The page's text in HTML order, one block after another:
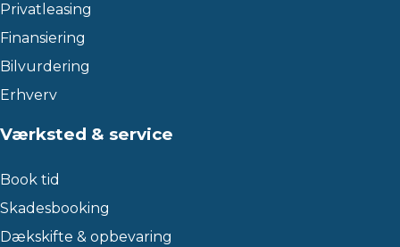
Privatleasing
Finansiering
Bilvurdering
Erhverv
Værksted & service
Book tid
Skadesbooking
Dækskifte & opbevaring